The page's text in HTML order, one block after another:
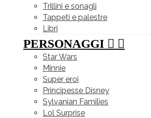
Trillini e sonagli
Tappeti e palestre
Libri
PERSONAGGI  
Star Wars
Minnie
Super eroi
Principesse Disney
Sylvanian Families
Lol Surprise